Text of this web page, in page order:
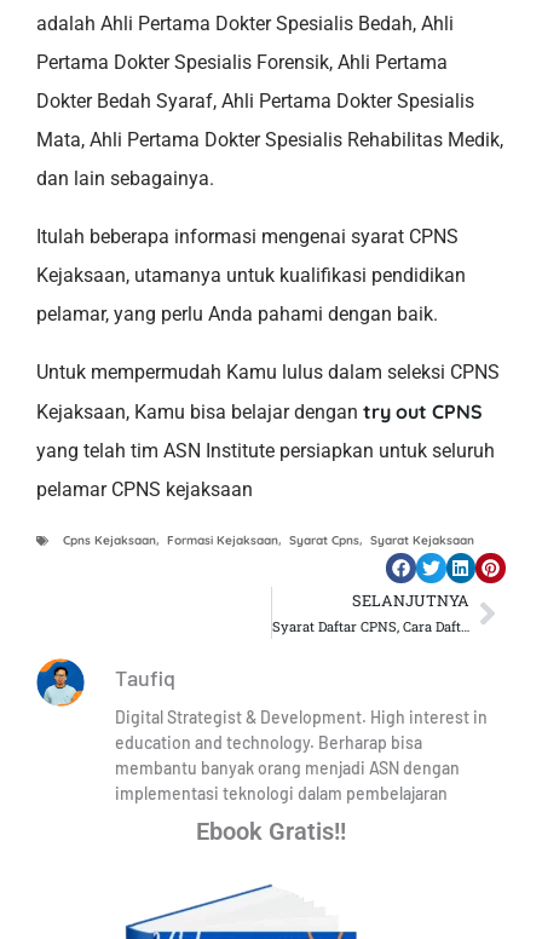
adalah Ahli Pertama Dokter Spesialis Bedah, Ahli
Pertama Dokter Spesialis Forensik, Ahli Pertama
Dokter Bedah Syaraf, Ahli Pertama Dokter Spesialis
Mata, Ahli Pertama Dokter Spesialis Rehabilitas Medik,
dan lain sebagainya.
Itulah beberapa informasi mengenai syarat CPNS
Kejaksaan, utamanya untuk kualifikasi pendidikan
pelamar, yang perlu Anda pahami dengan baik.
Untuk mempermudah Kamu lulus dalam seleksi CPNS
Kejaksaan, Kamu bisa belajar dengan try out CPNS
yang telah tim ASN Institute persiapkan untuk seluruh
pelamar CPNS kejaksaan
Cpns Kejaksaan, Formasi Kejaksaan, Syarat Cpns, Syarat Kejaksaan
SELANJUTNYA
Syarat Daftar CPNS, Cara Daftar, Dan 7 Tips Agar Diterima
Taufiq
Digital Strategist & Development. High interest in
education and technology. Berharap bisa
membantu banyak orang menjadi ASN dengan
implementasi teknologi dalam pembelajaran
Ebook Gratis!!